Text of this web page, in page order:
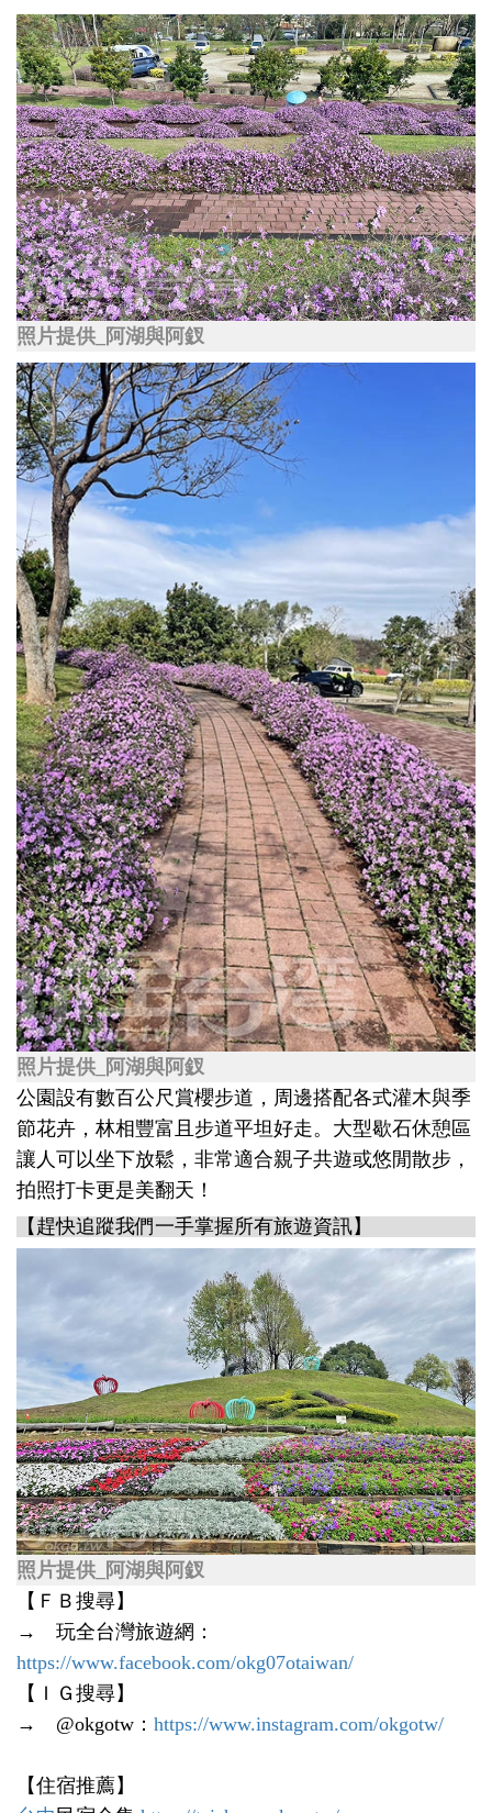
照片提供_阿湖與阿釵
照片提供_阿湖與阿釵
公園設有數百公尺賞櫻步道，周邊搭配各式灌木與季
節花卉，林相豐富且步道平坦好走。大型歇石休憩區
讓人可以坐下放鬆，非常適合親子共遊或悠閒散步，
拍照打卡更是美翻天！
【趕快追蹤我們一手掌握所有旅遊資訊】
照片提供_阿湖與阿釵
【ＦＢ搜尋】
→ 玩全台灣旅遊網：
https://www.facebook.com/okg07otaiwan/
【ＩＧ搜尋】
→ @okgotw： https://www.instagram.com/okgotw/
【住宿推薦】